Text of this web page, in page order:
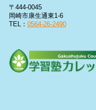
〒444-0045
岡崎市康生通東1-6
TEL： 0564-26-2490